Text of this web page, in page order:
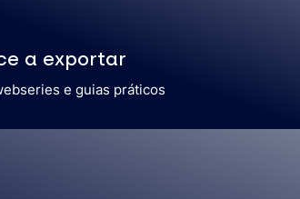
a exportar
e guias práticos